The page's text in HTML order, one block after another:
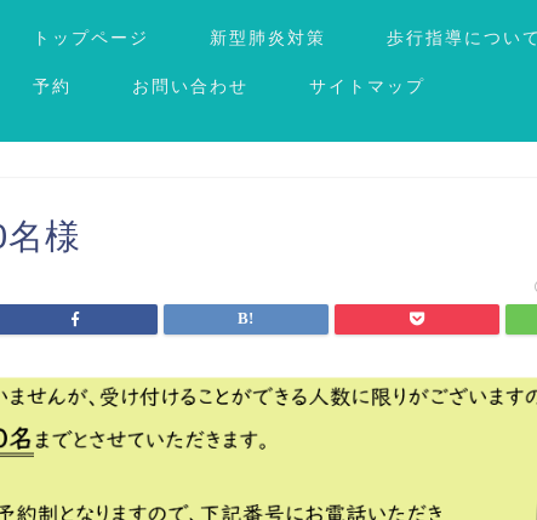
トップページ 新型肺炎対策 歩行指導について
予約 お問い合わせ サイトマップ
様